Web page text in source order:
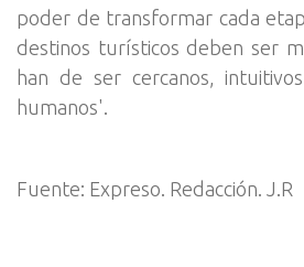
poder de transformar cada
destinos turísticos deben ser
han de ser cercanos,
humanos'.
Fuente: Expreso. Redacción. J.R